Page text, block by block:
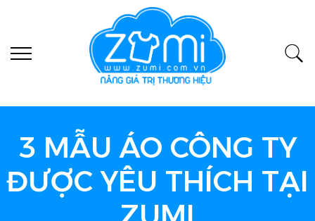
3 MẪU ÁO CÔNG TY
ĐƯỢC YÊU THÍCH TẠI